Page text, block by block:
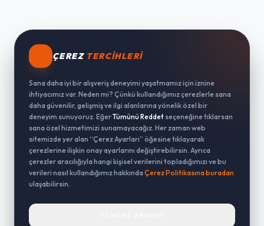
ÇEREZ TERCIHLERI
Sana daha iyi bir alışveriş deneyimi yaşatmamız için iznine
ihtiyacımız var. Neden mi? Çünkü kullandığımız çerezlerle sana
daha güvenilir, gelişmiş ve ilgi alanlarına yönelik özel bir
deneyim sunuyoruz. EğerTümünü Reddet seçeneğine tıklarsan
sana özel hizmetimizi sunamayacağız. Her zaman web
sitemizde yer alan “Çerez Ayarları” öğesine tıklayarak
çerezlerine ilişkin onay ayarlarını değiştirebilirsin. Ayrıca
çerezler aracılığıyla hangi kişisel verilerini topladığımızı ve bu
verileri nasıl kullandığımız hakkında Çerez Politikasına buradan
ulaşabilirsin.